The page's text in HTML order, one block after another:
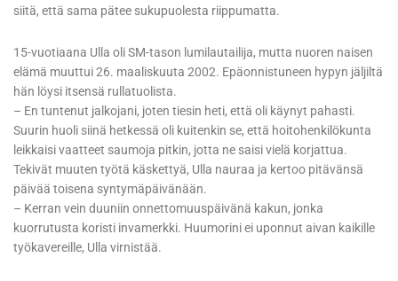
siitä, että sama pätee sukupuolesta riippumatta.
15-vuotiaana Ulla oli SM-tason lumilautailija, mutta nuoren naisen
elämä muuttui 26. maaliskuuta 2002. Epäonnistuneen hypyn jäljiltä
hän löysi itsensä rullatuolista.
– En tuntenut jalkojani, joten tiesin heti, että oli käynyt pahasti.
Suurin huoli siinä hetkessä oli kuitenkin se, että hoitohenkilökunta
leikkaisi vaatteet saumoja pitkin, jotta ne saisi vielä korjattua.
Tekivät muuten työtä käskettyä, Ulla nauraa ja kertoo pitävänsä
päivää toisena syntymäpäivänään.
– Kerran vein duuniin onnettomuuspäivänä kakun, jonka
kuorrutusta koristi invamerkki. Huumorini ei uponnut aivan kaikille
työkavereille, Ulla virnistää.